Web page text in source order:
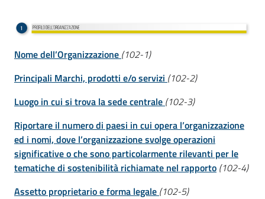
Nome dell’Organizzazione (102-1)
Principali Marchi, prodotti e/o servizi (102-2)
Luogo in cui si trova la sede centrale (102-3)
Riportare il numero di paesi in cui opera l’organizzazione
ed i nomi, dove l’organizzazione svolge operazioni
significative o che sono particolarmente rilevanti per le
tematiche di sostenibilità richiamate nel rapporto (102-4)
Assetto proprietario e forma legale (102-5)